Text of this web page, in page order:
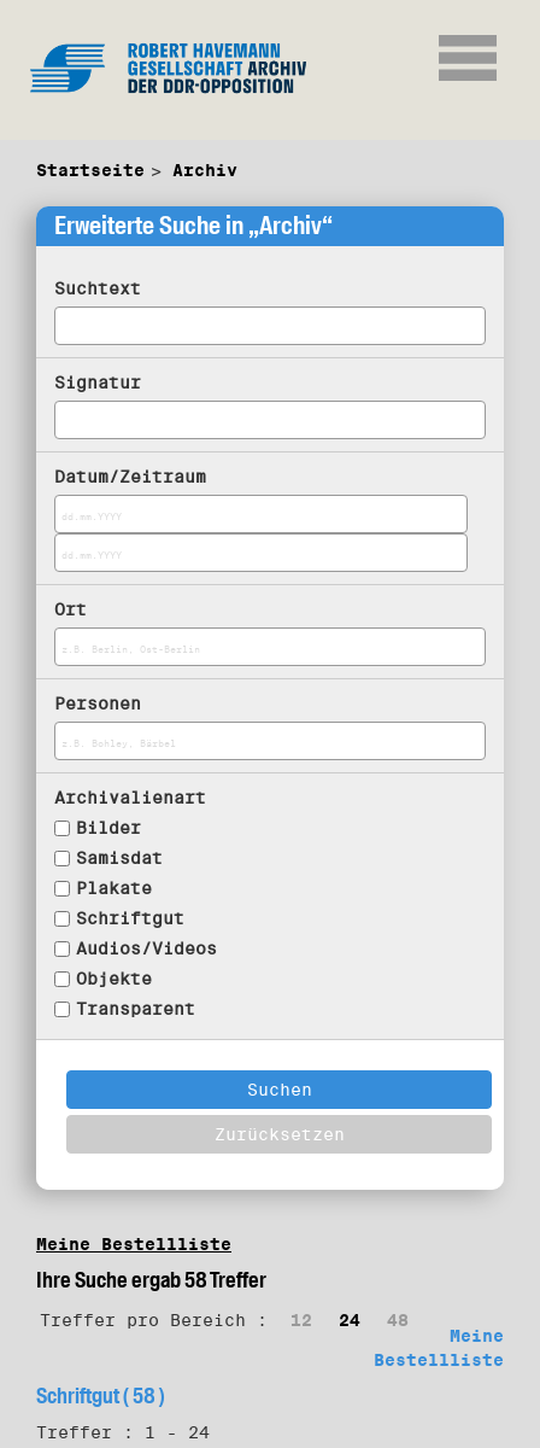
Startseite Archiv
Erweiterte Suche in „Archiv“
Suchtext
Signatur
Datum/Zeitraum
Ort
Personen
Archivalienart
Bilder
Samisdat
Plakate
Schriftgut
Audios/Videos
Objekte
Transparent
Meine Bestellliste
Ihre Suche ergab 58 Treffer
Treffer pro Bereich : 12 24
48
Meine
Bestellliste
Schriftgut ( 58 )
Treffer : 1 - 24